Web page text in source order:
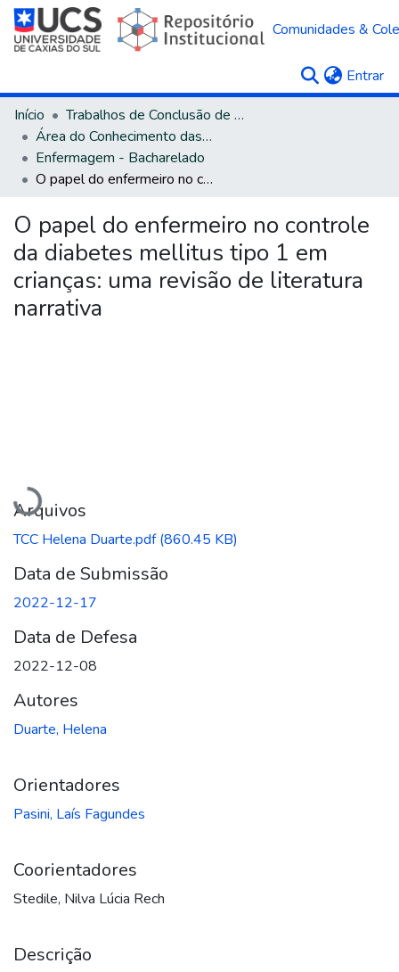
Comunidades &
Entrar
Início
Trabalhos de Conclusão de Curso
Área do Conhecimento das Ciências da Saúde
Enfermagem - Bacharelado
O papel do enfermeiro no controle da diabetes mellitus tipo 1 em crianças: uma revisão de literatura narrativa
O papel do enfermeiro no controle
da diabetes mellitus tipo 1 em
crianças: uma revisão de literatura
narrativa
Carregando...
Arquivos
TCC Helena Duarte.pdf(860.45 KB)
Data de Submissão
2022-12-17
Data de Defesa
2022-12-08
Autores
Duarte, Helena
Orientadores
Pasini, Laís Fagundes
Coorientadores
Stedile, Nilva Lúcia Rech
Descrição